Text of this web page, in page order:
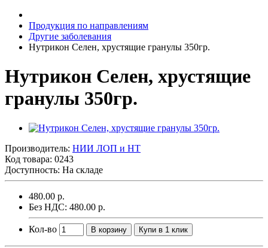
Продукция по направлениям
Другие заболевания
Нутрикон Селен, хрустящие гранулы 350гр.
Нутрикон Селен, хрустящие
гранулы 350гр.
Производитель: НИИ ЛОП и НТ
Код товара: 0243
Доступность: На складе
480.00 р.
Без НДС: 480.00 р.
Кол-во В корзину Купи в 1 клик